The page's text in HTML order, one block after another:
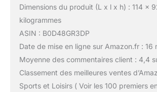
Dimensions du produit (L x l x h) : 114 x
kilogrammes
ASIN : B0D48GR3DP
Date de mise en ligne sur Amazon.fr : 16
Moyenne des commentaires client : 4,4
Classement des meilleures ventes
Sports et Loisirs ( Voir les 100 premiers